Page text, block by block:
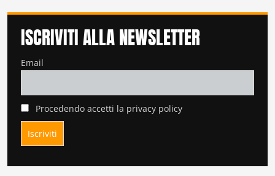
ISCRIVITI ALLA NEWSLETTER
Email
Procedendo accetti la privacy policy